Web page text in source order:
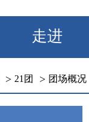
走进
> 21团 > 团场概况